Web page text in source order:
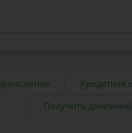
Кредитная
Получить